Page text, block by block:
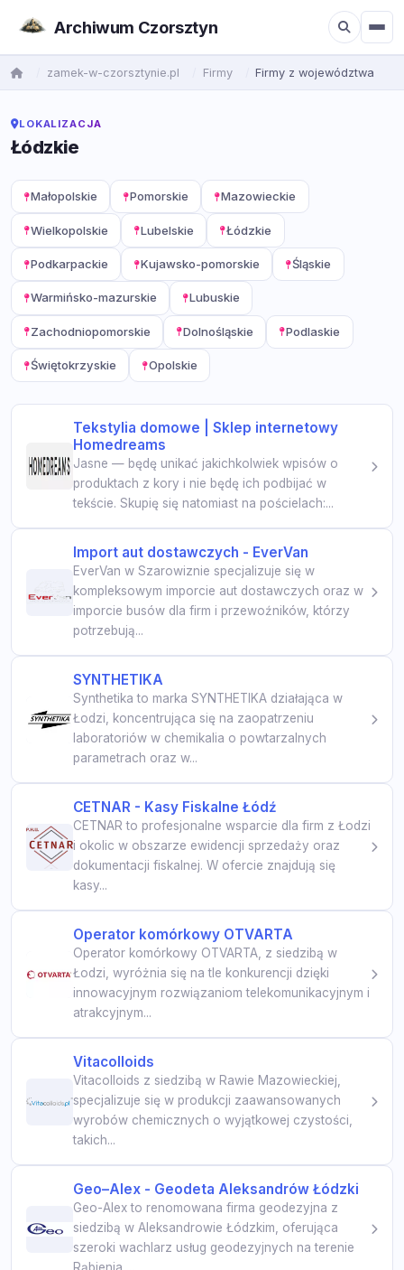
Archiwum Czorsztyn
zamek-w-czorsztynie.pl Firmy Firmy z województwa
LOKALIZACJA
Łódzkie
Małopolskie Pomorskie Mazowieckie
Wielkopolskie Lubelskie Łódzkie
Podkarpackie Kujawsko-pomorskie Śląskie
Warmińsko-mazurskie Lubuskie
Zachodniopomorskie Dolnośląskie Podlaskie
Świętokrzyskie Opolskie
Tekstylia domowe | Sklep internetowy
Homedreams
Jasne — będę unikać jakichkolwiek wpisów o
produktach z kory i nie będę ich podbijać w
tekście. Skupię się natomiast na pościelach:...
Import aut dostawczych - EverVan
EverVan w Szarowiznie specjalizuje się w
kompleksowym imporcie aut dostawczych oraz w
imporcie busów dla firm i przewoźników, którzy
potrzebują...
SYNTHETIKA
Synthetika to marka SYNTHETIKA działająca w
Łodzi, koncentrująca się na zaopatrzeniu
laboratoriów w chemikalia o powtarzalnych
parametrach oraz w...
CETNAR - Kasy Fiskalne Łódź
CETNAR to profesjonalne wsparcie dla firm z Łodzi
i okolic w obszarze ewidencji sprzedaży oraz
dokumentacji fiskalnej. W ofercie znajdują się
kasy...
Operator komórkowy OTVARTA
Operator komórkowy OTVARTA, z siedzibą w
Łodzi, wyróżnia się na tle konkurencji dzięki
innowacyjnym rozwiązaniom telekomunikacyjnym i
atrakcyjnym...
Vitacolloids
Vitacolloids z siedzibą w Rawie Mazowieckiej,
specjalizuje się w produkcji zaawansowanych
wyrobów chemicznych o wyjątkowej czystości,
takich...
Geo–Alex - Geodeta Aleksandrów Łódzki
Geo-Alex to renomowana firma geodezyjna z
siedzibą w Aleksandrowie Łódzkim, oferująca
szeroki wachlarz usług geodezyjnych na terenie